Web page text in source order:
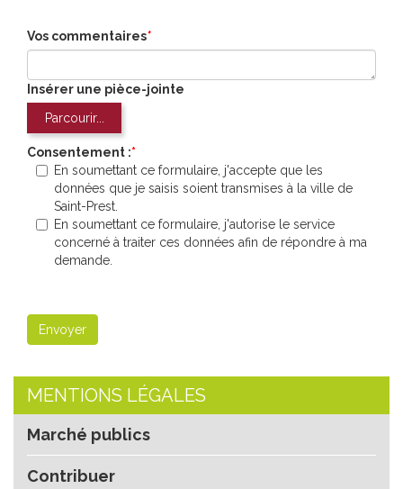
Vos commentaires*
Insérer une pièce-jointe
Parcourir...
Consentement :
En soumettant ce formulaire, j'accepte que les
données que je saisis soient transmises à la ville de
Saint-Prest.
En soumettant ce formulaire, j'autorise le service
concerné à traiter ces données afin de répondre à ma
demande.
MENTIONS LÉGALES
Marché publics
Contribuer